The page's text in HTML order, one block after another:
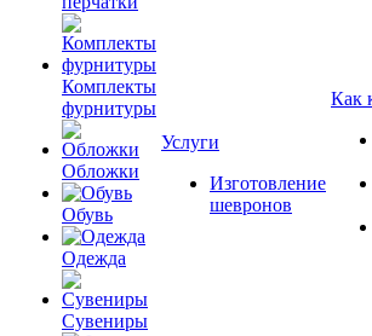
Комплекты
фурнитуры
Обложки
Обувь
Одежда
Сувениры
Услуги
Изготовление
шевронов
Как